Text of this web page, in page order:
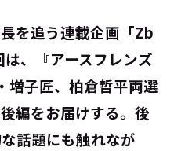
を追う連載企画「Zb
、『アースフレンズ
増子匠、柏倉哲平両選
編をお届けする。後
話題にも触れなが